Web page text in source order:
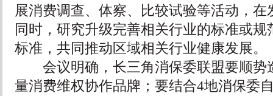
展消费调查、体察、比较试验等活动，
同时，研究升级完善相关行业的标准或规
标准，共同推动区域相关行业健康发展。
会议明确，长三角消保委联盟要顺势
量消费维权协作品牌；要结合4地消保委